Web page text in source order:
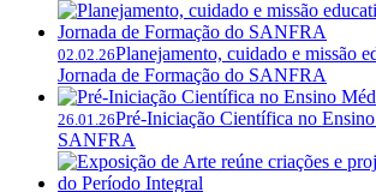
02.02.26Planejamento, cuidado e missão
Jornada de Formação do SANFRA
26.01.26Pré-Iniciação Científica no
SANFRA